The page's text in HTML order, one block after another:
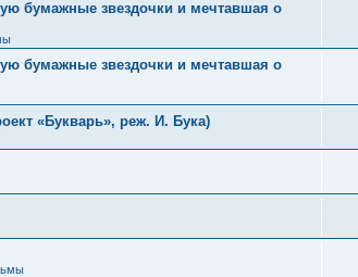
бумажные звездочки и мечтавшая о
бумажные звездочки и мечтавшая о
«Букварь», реж. И. Бука)